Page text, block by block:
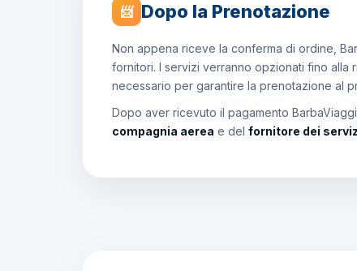
📨 Dopo la Prenotazione
Non appena riceve la conferma di ordine,
fornitori. I servizi verranno opzionati fino
necessario per garantire la prenotazione al
Dopo aver ricevuto il pagamento
compagnia aerea e del fornitore dei